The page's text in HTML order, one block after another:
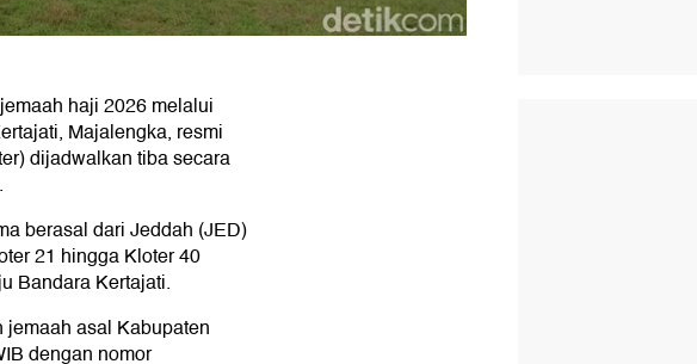
haji 2026 melalui
Majalengka, resmi
dijadwalkan tiba secara
berasal dari Jeddah (JED)
21 hingga Kloter 40
Bandara Kertajati.
asal Kabupaten
dengan nomor